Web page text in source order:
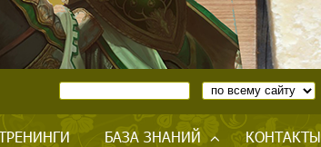
БАЗА ЗНАНИЙ КОНТАКТЫ